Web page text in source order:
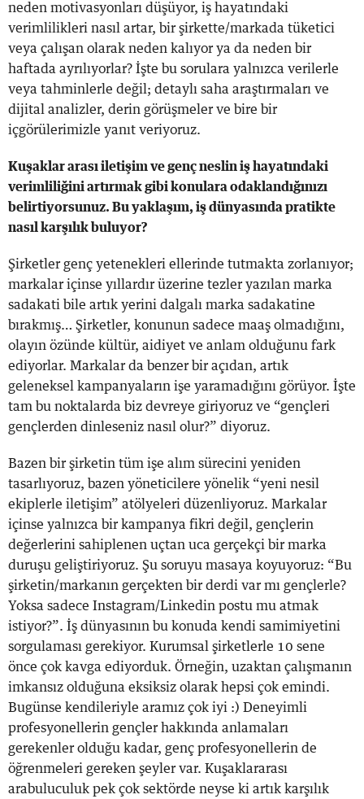
neden motivasyonları düşüyor, iş hayatındaki
verimlilikleri nasıl artar, bir şirkette/markada tüketici
veya çalışan olarak neden kalıyor ya da neden bir
haftada ayrılıyorlar? İşte bu sorulara yalnızca verilerle
veya tahminlerle değil; detaylı saha araştırmaları ve
dijital analizler, derin görüşmeler ve bire bir
içgörülerimizle yanıt veriyoruz.
Kuşaklar arası iletişim ve genç neslin iş hayatındaki
verimliliğini artırmak gibi konulara odaklandığınızı
belirtiyorsunuz. Bu yaklaşım, iş dünyasında pratikte
nasıl karşılık buluyor?
Şirketler genç yetenekleri ellerinde tutmakta zorlanıyor;
markalar içinse yıllardır üzerine tezler yazılan marka
sadakati bile artık yerini dalgalı marka sadakatine
bırakmış… Şirketler, konunun sadece maaş olmadığını,
olayın özünde kültür, aidiyet ve anlam olduğunu fark
ediyorlar. Markalar da benzer bir açıdan, artık
geleneksel kampanyaların işe yaramadığını görüyor. İşte
tam bu noktalarda biz devreye giriyoruz ve “gençleri
gençlerden dinleseniz nasıl olur?” diyoruz.
Bazen bir şirketin tüm işe alım sürecini yeniden
tasarlıyoruz, bazen yöneticilere yönelik “yeni nesil
ekiplerle iletişim” atölyeleri düzenliyoruz. Markalar
içinse yalnızca bir kampanya fikri değil, gençlerin
değerlerini sahiplenen uçtan uca gerçekçi bir marka
duruşu geliştiriyoruz. Şu soruyu masaya koyuyoruz: “Bu
şirketin/markanın gerçekten bir derdi var mı gençlerle?
Yoksa sadece Instagram/Linkedin postu mu atmak
istiyor?”. İş dünyasının bu konuda kendi samimiyetini
sorgulaması gerekiyor. Kurumsal şirketlerle 10 sene
önce çok kavga ediyorduk. Örneğin, uzaktan çalışmanın
imkansız olduğuna eksiksiz olarak hepsi çok emindi.
Bugünse kendileriyle aramız çok iyi :) Deneyimli
profesyonellerin gençler hakkında anlamaları
gerekenler olduğu kadar, genç profesyonellerin de
öğrenmeleri gereken şeyler var. Kuşaklararası
arabuluculuk pek çok sektörde neyse ki artık karşılık